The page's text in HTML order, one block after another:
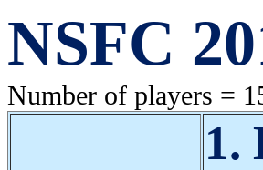
NSFC
Number of players =
1.